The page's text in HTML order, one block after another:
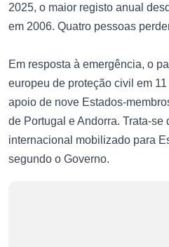
2025, o maior registo anual
em 2006. Quatro pessoas
Em resposta à emergência, o
europeu de proteção civil em
apoio de nove Estados-
de Portugal e Andorra. Trata-se
internacional mobilizado para
segundo o Governo.